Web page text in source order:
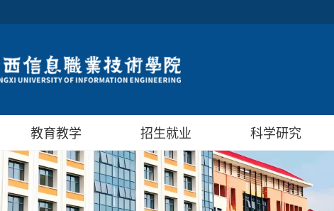
教育教学 招生就业 科学研究